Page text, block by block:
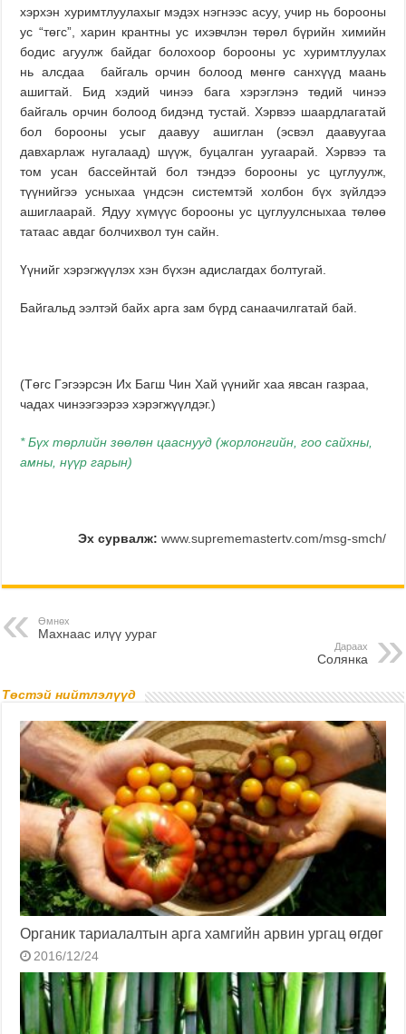
хэрхэн хуримтлуулахыг мэдэх нэгнээс асуу, учир нь борооны
ус “төгс”, харин крантны ус ихэвчлэн төрөл бүрийн химийн
бодис агуулж байдаг болохоор борооны ус хуримтлуулах
нь алсдаа байгаль орчин болоод мөнгө санхүүд маань
ашигтай. Бид хэдий чинээ бага хэрэглэнэ төдий чинээ
байгаль орчин болоод бидэнд тустай. Хэрвээ шаардлагатай
бол борооны усыг даавуу ашиглан (эсвэл даавуугаа
давхарлаж нугалаад) шүүж, буцалган уугаарай. Хэрвээ та
том усан бассейнтай бол тэндээ борооны ус цуглуулж,
түүнийгээ усныхаа үндсэн системтэй холбон бүх зүйлдээ
ашиглаарай. Ядуу хүмүүс борооны ус цуглуулсныхаа төлөө
татаас авдаг болчихвол тун сайн.
Үүнийг хэрэгжүүлэх хэн бүхэн адислагдах болтугай.
Байгальд ээлтэй байх арга зам бүрд санаачилгатай бай.
(Төгс Гэгээрсэн Их Багш Чин Хай үүнийг хаа явсан газраа,
чадах чинээгээрээ хэрэгжүүлдэг.)
*Бүх төрлийн зөөлөн цааснууд(жорлонгийн, гоо сайхны,
амны, нүүр гарын)
Эх сурвалж: www.suprememastertv.com/msg-smch/
Өмнөх
Махнаас илүү уураг
Дараах
Солянка
Төстэй нийтлэлүүд
Органик тариалалтын арга хамгийн арвин ургац өгдөг
2016/12/24